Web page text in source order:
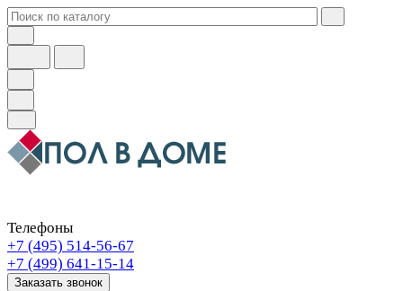
Телефоны
+7 (495) 514-56-67
+7 (499) 641-15-14
Заказать звонок